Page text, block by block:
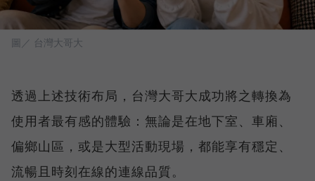
圖／ 台灣大哥大
透過上述技術布局，台灣大哥大成功將之轉換為
使用者最有感的體驗：無論是在地下室、車廂、
偏鄉山區，或是大型活動現場，都能享有穩定、
流暢且時刻在線的連線品質。